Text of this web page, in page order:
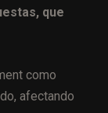
que
como
afectando